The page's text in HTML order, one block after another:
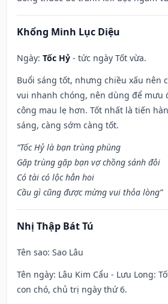
Khổng Minh Lục Diệu
Ngày: Tốc Hỷ - tức ngày Tốt vừa.
Buổi sáng tốt, nhưng chiều xấu nên
vui nhanh chóng, nên dùng để mưu
công mau lẹ hơn. Tốt nhất là tiến
sáng, càng sớm càng tốt.
“Tốc Hỷ là bạn trùng phùng
Gặp trùng gặp bạn vợ chồng sánh đôi
Có tài có lộc hẳn hoi
Cầu gì cũng được mừng vui thỏa lòng”
Nhị Thập Bát Tú
Tên sao: Sao Lâu
Tên ngày: Lâu Kim Cẩu - Lưu Long:
con chó, chủ trị ngày thứ 6.